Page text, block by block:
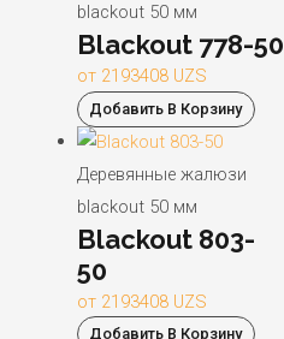
blackout 50 мм
Blackout 778-50
от 2193408 UZS
Добавить В Корзину
Деревянные жалюзи
blackout 50 мм
Blackout 803-
50
от 2193408 UZS
Добавить В Корзину